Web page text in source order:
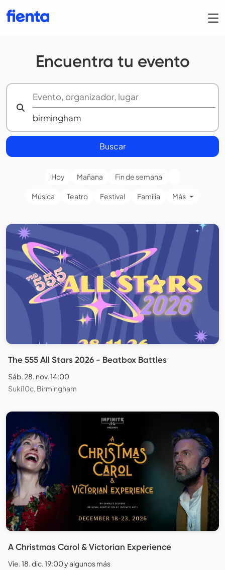
Encuentra tu evento
Buscar
Hoy Mañana Fin de semana
Música Teatro Festival Familia Más
The 555 All Stars 2026 - Beatbox Battles
Sáb. 28. nov. 14:00
Suki10c, Birmingham
A Christmas Carol & Victorian Experience
Vie. 18. dic. 19:00 y algunos más